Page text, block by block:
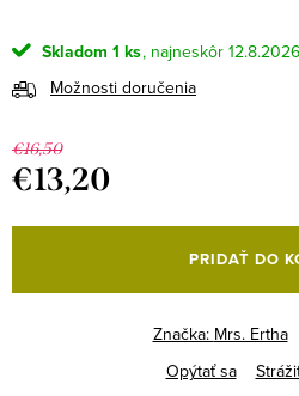
Skladom 1 ks
12.8.2026
Možnosti doručenia
€16,50
€13,20
cena:
PRIDAŤ DO
Značka: Mrs. Ertha
Opýtať sa